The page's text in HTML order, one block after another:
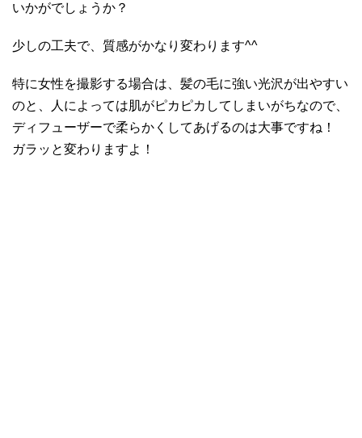
いかがでしょうか？
少しの工夫で、質感がかなり変わります^^
特に女性を撮影する場合は、髪の毛に強い光沢が出やすい
のと、人によっては肌がピカピカしてしまいがちなので、
ディフューザーで柔らかくしてあげるのは大事ですね！
ガラッと変わりますよ！